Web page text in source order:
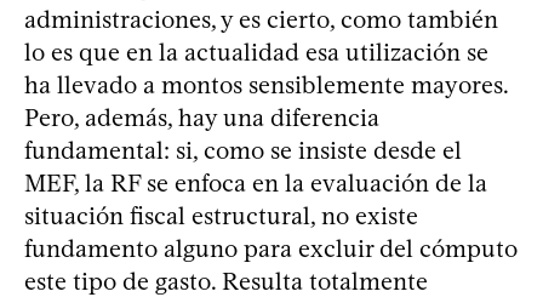
administraciones, y es cierto, como también
lo es que en la actualidad esa utilización se
ha llevado a montos sensiblemente mayores.
Pero, además, hay una diferencia
fundamental: si, como se insiste desde el
MEF, la RF se enfoca en la evaluación de la
situación fiscal estructural, no existe
fundamento alguno para excluir del cómputo
este tipo de gasto. Resulta totalmente